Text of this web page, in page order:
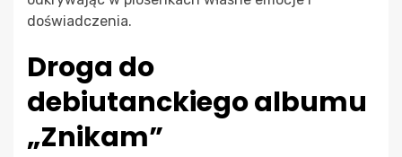
doświadczenia.
Droga do
debiutanckiego albumu
„Znikam”